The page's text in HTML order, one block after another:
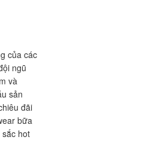
của các
ngũ
và
sản
đãi
bữa
hot